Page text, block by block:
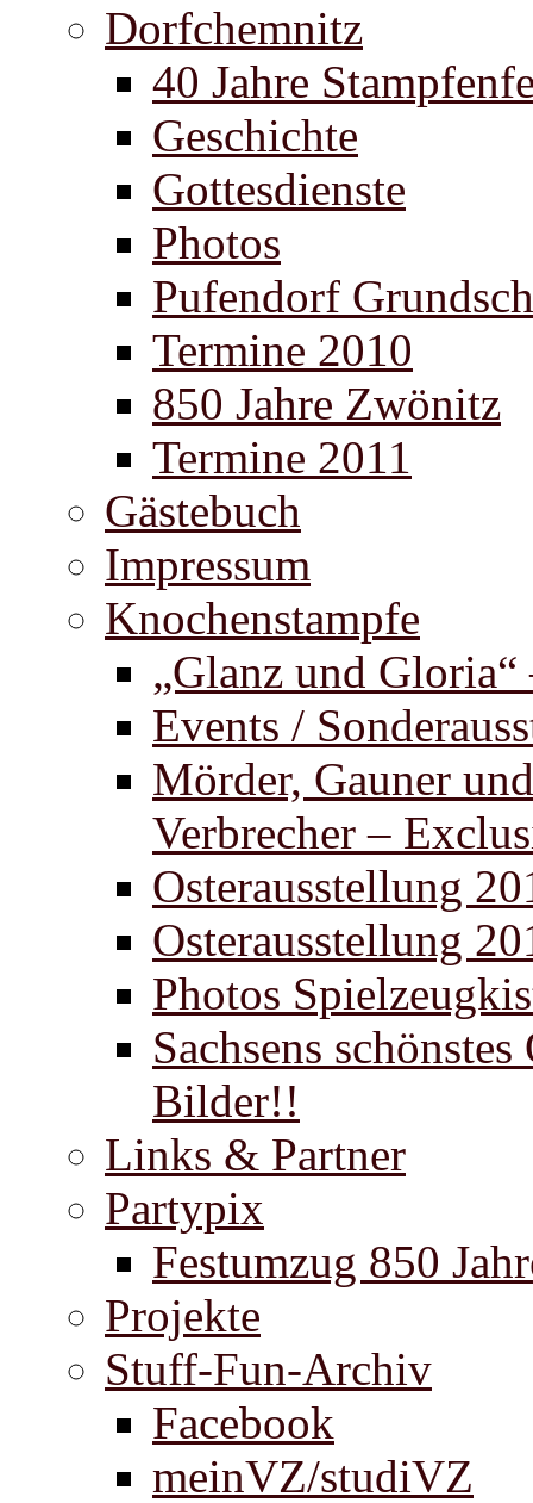
Dorfchemnitz
40 Jahre
Geschichte
Gottesdienste
Photos
Pufendorf
Termine 2010
850 Jahre Zwönitz
Termine 2011
Gästebuch
Impressum
Knochenstampfe
„Glanz und
Events /
Mörder, Gauner
Verbrecher –
Osterausstellung
Osterausstellung
Photos
Sachsens
Bilder!!
Links & Partner
Partypix
Festumzug 850
Projekte
Stuff-Fun-Archiv
Facebook
meinVZ/studiVZ